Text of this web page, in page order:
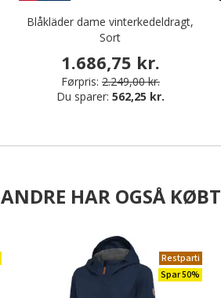
Blåkläder dame vinterkedeldragt,
Sort
1.686,75 kr.
Førpris: 2.249,00 kr.
Du sparer: 562,25 kr.
ANDRE HAR OGSÅ KØBT
Restparti
Spar 50%